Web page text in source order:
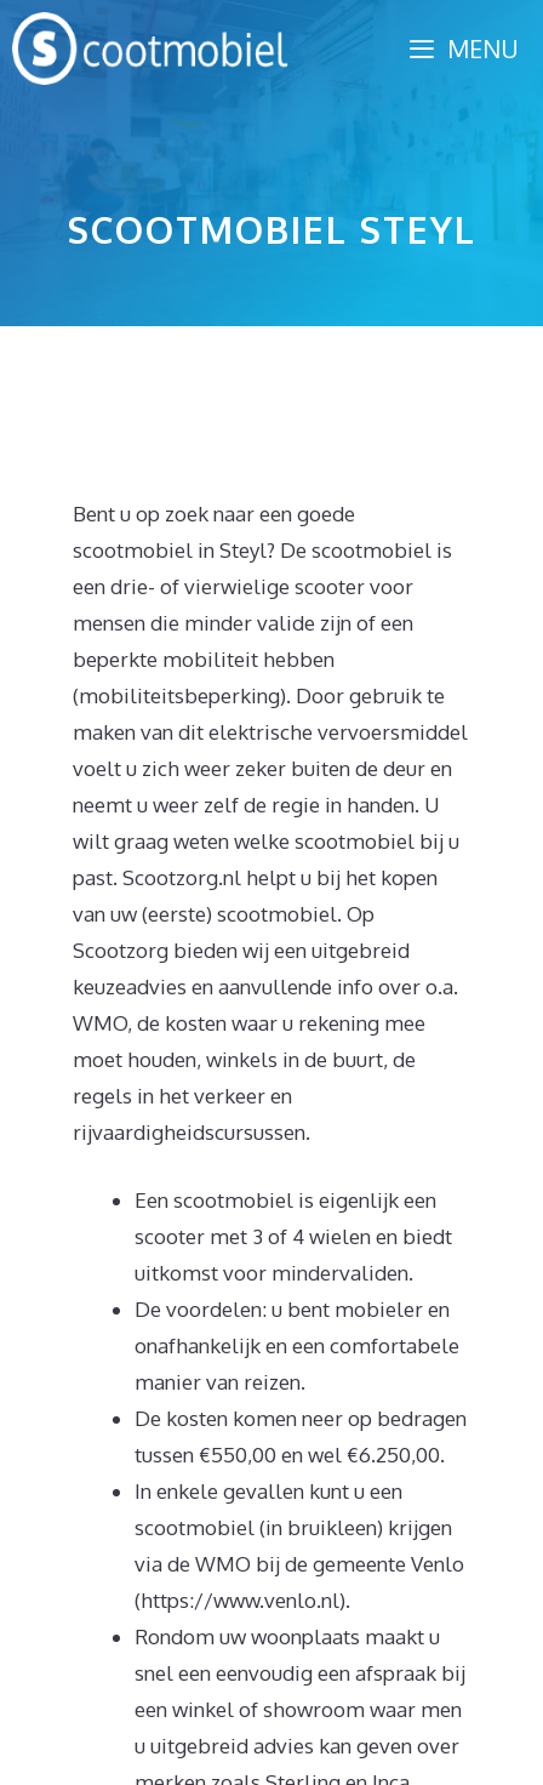
Spring
naar
inhoud
MENU
SCOOTMOBIEL STEYL
Bent u op zoek naar een goede
scootmobiel in Steyl? De scootmobiel is
een drie- of vierwielige scooter voor
mensen die minder valide zijn of een
beperkte mobiliteit hebben
(mobiliteitsbeperking). Door gebruik te
maken van dit elektrische vervoersmiddel
voelt u zich weer zeker buiten de deur en
neemt u weer zelf de regie in handen. U
wilt graag weten welke scootmobiel bij u
past. Scootzorg.nl helpt u bij het kopen
van uw (eerste) scootmobiel. Op
Scootzorg bieden wij een uitgebreid
keuzeadvies en aanvullende info over o.a.
WMO, de kosten waar u rekening mee
moet houden, winkels in de buurt, de
regels in het verkeer en
rijvaardigheidscursussen.
Een scootmobiel is eigenlijk een
scooter met 3 of 4 wielen en biedt
uitkomst voor mindervaliden.
De voordelen: u bent mobieler en
onafhankelijk en een comfortabele
manier van reizen.
De kosten komen neer op bedragen
tussen €550,00 en wel €6.250,00.
In enkele gevallen kunt u een
scootmobiel (in bruikleen) krijgen
via de WMO bij de gemeente Venlo
(https://www.venlo.nl).
Rondom uw woonplaats maakt u
snel een eenvoudig een afspraak bij
een winkel of showroom waar men
u uitgebreid advies kan geven over